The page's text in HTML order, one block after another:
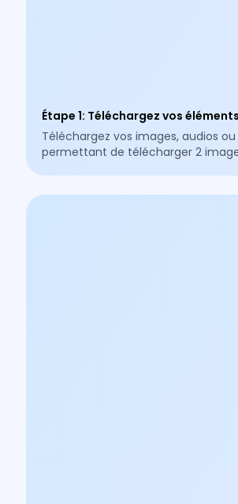
Étape 1: Téléchargez vos
Téléchargez vos images, audios
permettant de télécharger 2